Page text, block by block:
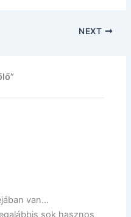
NEXT
van…
sok hasznos